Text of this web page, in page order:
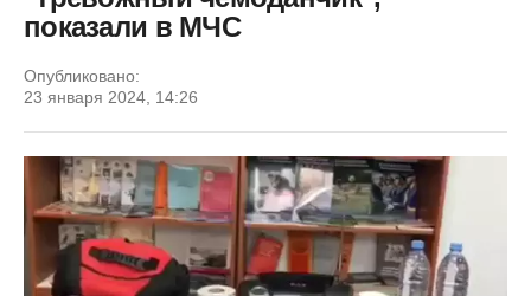
показали в МЧС
Опубликовано:
23 января 2024, 14:26